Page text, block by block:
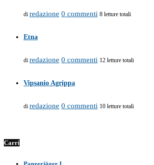
di redazione 0 commenti 8 letture totali
Etna
di redazione 0 commenti 12 letture totali
Vipsanio Agrippa
di redazione 0 commenti 10 letture totali
Carri